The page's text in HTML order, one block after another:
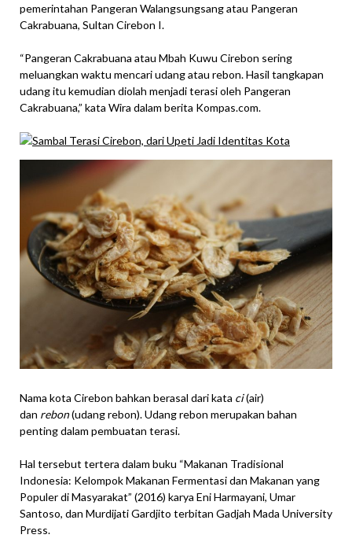
pemerintahan Pangeran Walangsungsang atau Pangeran
Cakrabuana, Sultan Cirebon I.
“Pangeran Cakrabuana atau Mbah Kuwu Cirebon sering
meluangkan waktu mencari udang atau rebon. Hasil tangkapan
udang itu kemudian diolah menjadi terasi oleh Pangeran
Cakrabuana,” kata Wira dalam berita Kompas.com.
Nama kota Cirebon bahkan berasal dari kata ci(air)
dan rebon(udang rebon). Udang rebon merupakan bahan
penting dalam pembuatan terasi.
Hal tersebut tertera dalam buku “Makanan Tradisional
Indonesia: Kelompok Makanan Fermentasi dan Makanan yang
Populer di Masyarakat” (2016) karya Eni Harmayani, Umar
Santoso, dan Murdijati Gardjito terbitan Gadjah Mada University
Press.